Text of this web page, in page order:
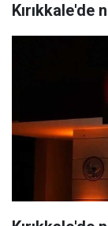
Kırıkkale'de